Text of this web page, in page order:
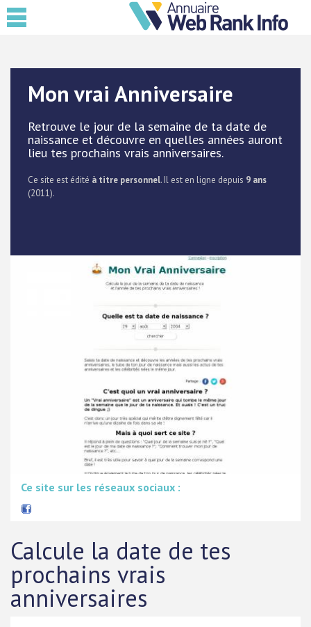
Mon vrai Anniversaire
Retrouve le jour de la semaine de ta date de
naissance et découvre en quelles années auront
lieu tes prochains vrais anniversaires.
Ce site est édité à titre personnel. Il est en ligne depuis 9 ans
(2011).
Ce site sur les réseaux sociaux :
Calcule la date de tes
prochains vrais
anniversaires